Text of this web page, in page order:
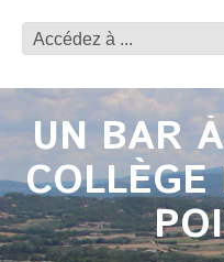
UN BAR